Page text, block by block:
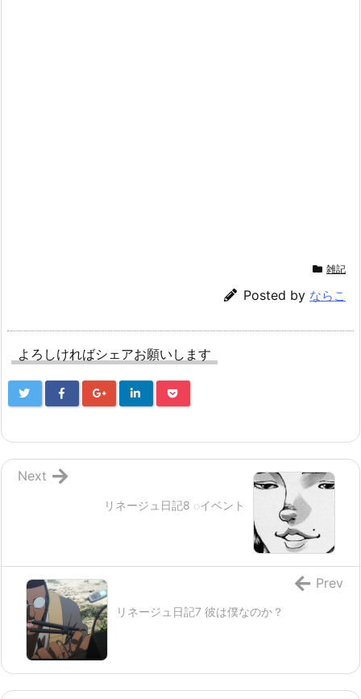
雑記
Posted by ならこ
よろしければシェアお願いします
リネージュ日記8 ◌イベント
Next
リネージュ日記7 彼は僕なのか？
Prev